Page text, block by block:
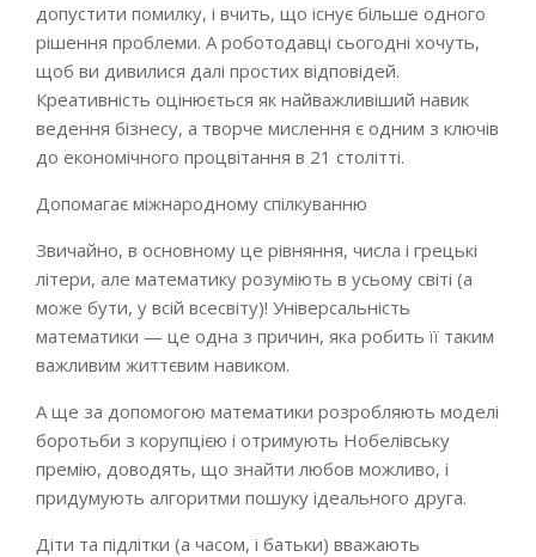
допустити помилку, і вчить, що існує більше одного
рішення проблеми. А роботодавці сьогодні хочуть,
щоб ви дивилися далі простих відповідей.
Креативність оцінюється як найважливіший навик
ведення бізнесу, а творче мислення є одним з ключів
до економічного процвітання в 21 столітті.
Допомагає міжнародному спілкуванню
Звичайно, в основному це рівняння, числа і грецькі
літери, але математику розуміють в усьому світі (а
може бути, у всій всесвіту)! Універсальність
математики — це одна з причин, яка робить її таким
важливим життєвим навиком.
А ще за допомогою математики розробляють моделі
боротьби з корупцією і отримують Нобелівську
премію, доводять, що знайти любов можливо, і
придумують алгоритми пошуку ідеального друга.
Діти та підлітки (а часом, і батьки) вважають